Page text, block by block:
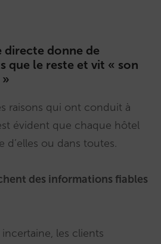
directe donne de
que le reste et vit « son
raisons qui ont conduit à
évident que chaque hôtel
d’elles ou dans toutes.
des informations fiables
les clients